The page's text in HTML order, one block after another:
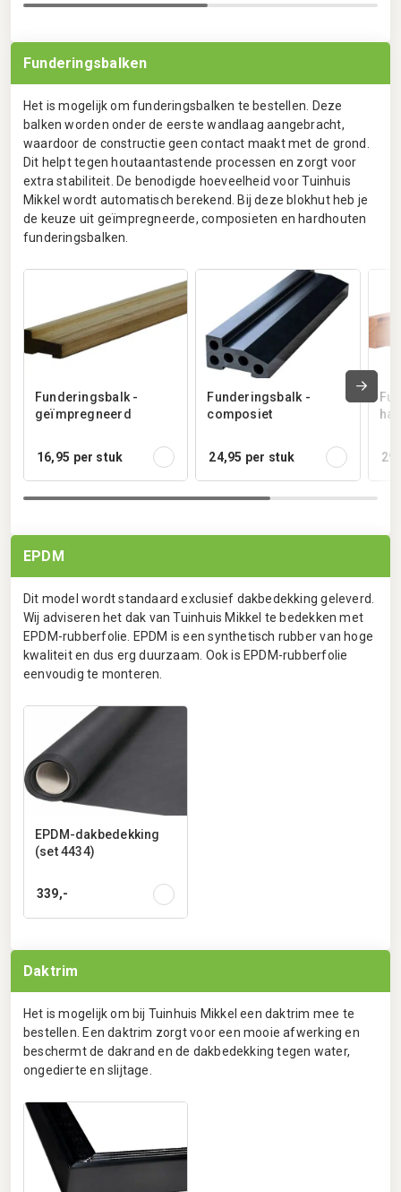
Funderingsbalken
Het is mogelijk om funderingsbalken te bestellen. Deze
balken worden onder de eerste wandlaag aangebracht,
waardoor de constructie geen contact maakt met de grond.
Dit helpt tegen houtaantastende processen en zorgt voor
extra stabiliteit. De benodigde hoeveelheid voor Tuinhuis
Mikkel wordt automatisch berekend. Bij deze blokhut heb je
de keuze uit geïmpregneerde, composieten en hardhouten
funderingsbalken.
Funderingsbalk -
geïmpregneerd
16,95 per stuk
Funderingsbalk -
composiet
24,95 per stuk
EPDM
Dit model wordt standaard exclusief dakbedekking geleverd.
Wij adviseren het dak van Tuinhuis Mikkel te bedekken met
EPDM-rubberfolie. EPDM is een synthetisch rubber van hoge
kwaliteit en dus erg duurzaam. Ook is EPDM-rubberfolie
eenvoudig te monteren.
EPDM-dakbedekking
(set 4434)
339,-
Daktrim
Het is mogelijk om bij Tuinhuis Mikkel een daktrim mee te
bestellen. Een daktrim zorgt voor een mooie afwerking en
beschermt de dakrand en de dakbedekking tegen water,
ongedierte en slijtage.